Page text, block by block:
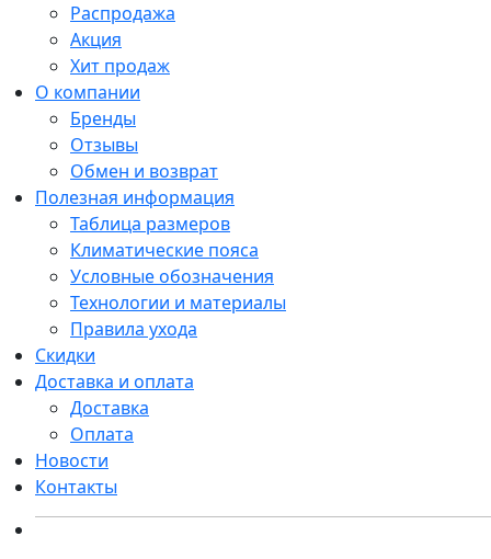
Распродажа
Акция
Хит продаж
О компании
Бренды
Отзывы
Обмен и возврат
Полезная информация
Таблица размеров
Климатические пояса
Условные обозначения
Технологии и материалы
Правила ухода
Скидки
Доставка и оплата
Доставка
Оплата
Новости
Контакты